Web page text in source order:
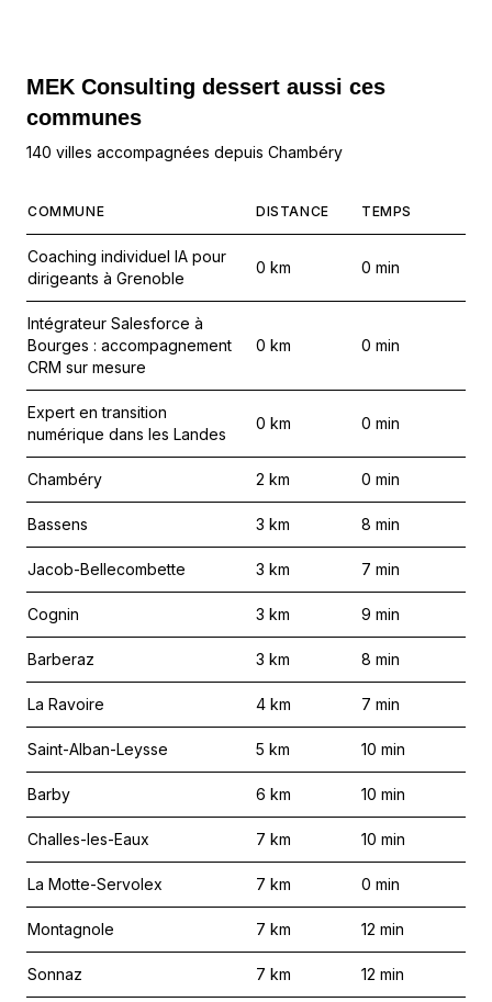
MEK Consulting dessert aussi ces
communes
140 villes accompagnées depuis Chambéry
COMMUNE DISTANCE TEMPS
Coaching individuel IA pour
dirigeants à Grenoble
0 km 0 min
Intégrateur Salesforce à
Bourges : accompagnement
CRM sur mesure
0 km 0 min
Expert en transition
numérique dans les Landes
0 km 0 min
Chambéry 2 km 0 min
Bassens 3 km 8 min
Jacob-Bellecombette 3 km 7 min
Cognin 3 km 9 min
Barberaz 3 km 8 min
La Ravoire 4 km 7 min
Saint-Alban-Leysse 5 km 10 min
Barby 6 km 10 min
Challes-les-Eaux 7 km 10 min
La Motte-Servolex 7 km 0 min
Montagnole 7 km 12 min
Sonnaz 7 km 12 min